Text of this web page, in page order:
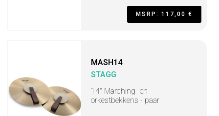
MSRP: 117,00 €
MASH14
STAGG
14" Marching- en
orkestbekkens - paar